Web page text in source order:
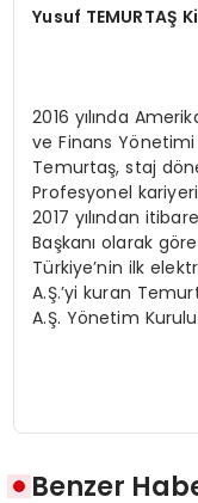
Yusuf TEMURTAŞ
2016 yılında
ve Finans
Temurtaş, staj
Profesyonel
2017 yılından
Başkanı olarak
Türkiye’nin ilk
A.Ş.’yi kuran
A.Ş. Yönetim
Benzer